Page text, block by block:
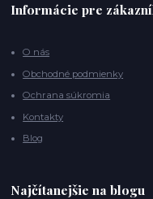
Informácie pre
O nás
Obchodné podmienky
Ochrana súkromia
Kontakty
Blog
Najčítanejšie na blogu